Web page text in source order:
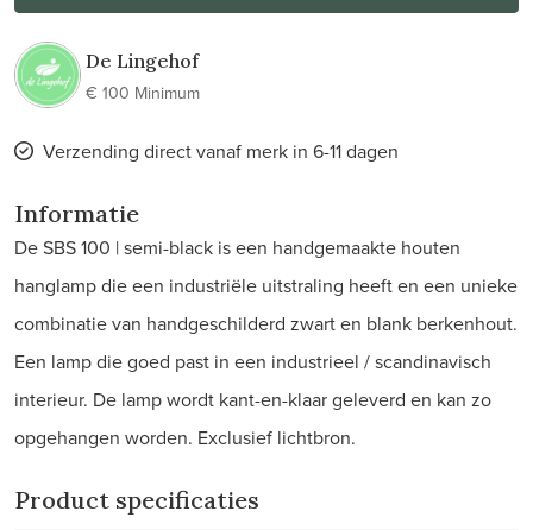
De Lingehof
€ 100 Minimum
Verzending direct vanaf merk in 6-11 dagen
Informatie
De SBS 100 | semi-black is een handgemaakte houten
hanglamp die een industriële uitstraling heeft en een unieke
combinatie van handgeschilderd zwart en blank berkenhout.
Een lamp die goed past in een industrieel / scandinavisch
interieur. De lamp wordt kant-en-klaar geleverd en kan zo
opgehangen worden. Exclusief lichtbron.
Product specificaties